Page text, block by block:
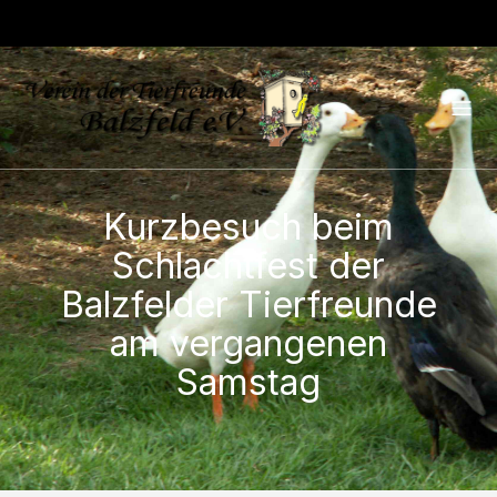
Kurzbesuch beim
Schlachtfest der
Balzfelder Tierfreunde
am vergangenen
Samstag